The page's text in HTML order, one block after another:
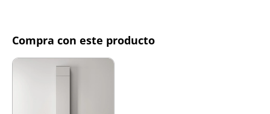
Compra con este producto